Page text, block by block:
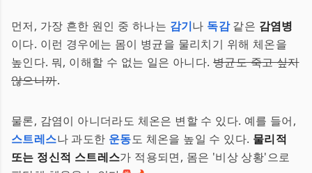
먼저, 가장 흔한 원인 중 하나는 감기나 독감같은 감염병
이다. 이런 경우에는 몸이 병균을 물리치기 위해 체온을
높인다. 뭐, 이해할 수 없는 일은 아니다. 병균도 죽고 싶지
않으니까.
물론, 감염이 아니더라도 체온은 변할 수 있다. 예를 들어,
스트레스나 과도한 운동도 체온을 높일 수 있다. 물리적
또는 정신적 스트레스가 적용되면, 몸은 '비상 상황'으로